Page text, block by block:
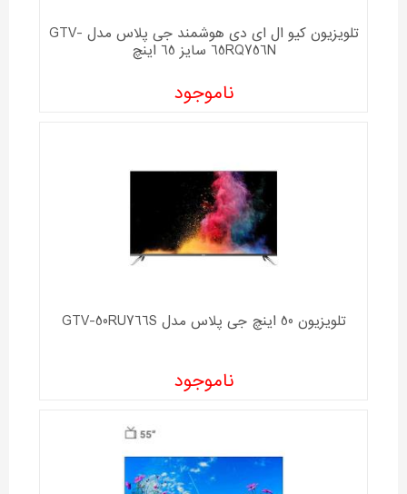
تلویزیون کیو ال ای دی هوشمند جی پلاس مدل GTV-
65RQ756N سایز 65 اینچ
ناموجود
تلویزیون 50 اینچ جی پلاس مدل GTV-50RU766S
ناموجود